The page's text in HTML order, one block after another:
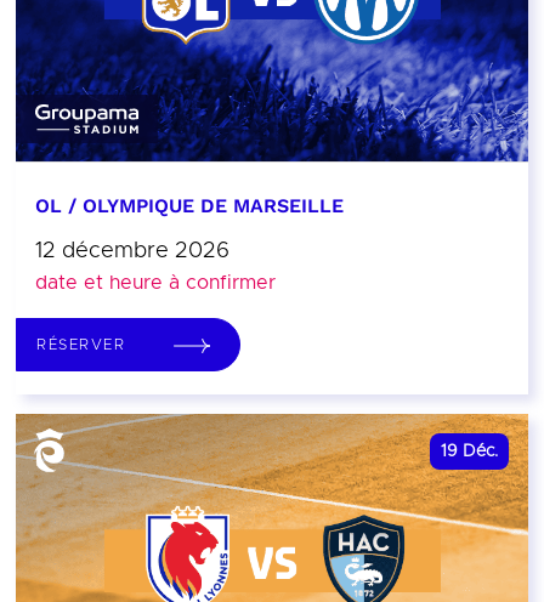
OL / OLYMPIQUE DE MARSEILLE
12 décembre 2026
date et heure à confirmer
RÉSERVER
19 Déc.